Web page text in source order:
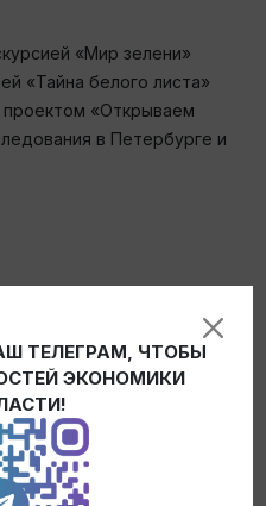
«Мир зелени»
«Тайна белого листа»
проектом «Открываем
в Петербурге и
ТЕЛЕГРАМ, ЧТОБЫ
ЭКОНОМИКИ